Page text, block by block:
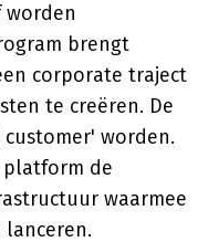
worden
brengt
corporate traject
te creëren. De
worden.
de
waarmee